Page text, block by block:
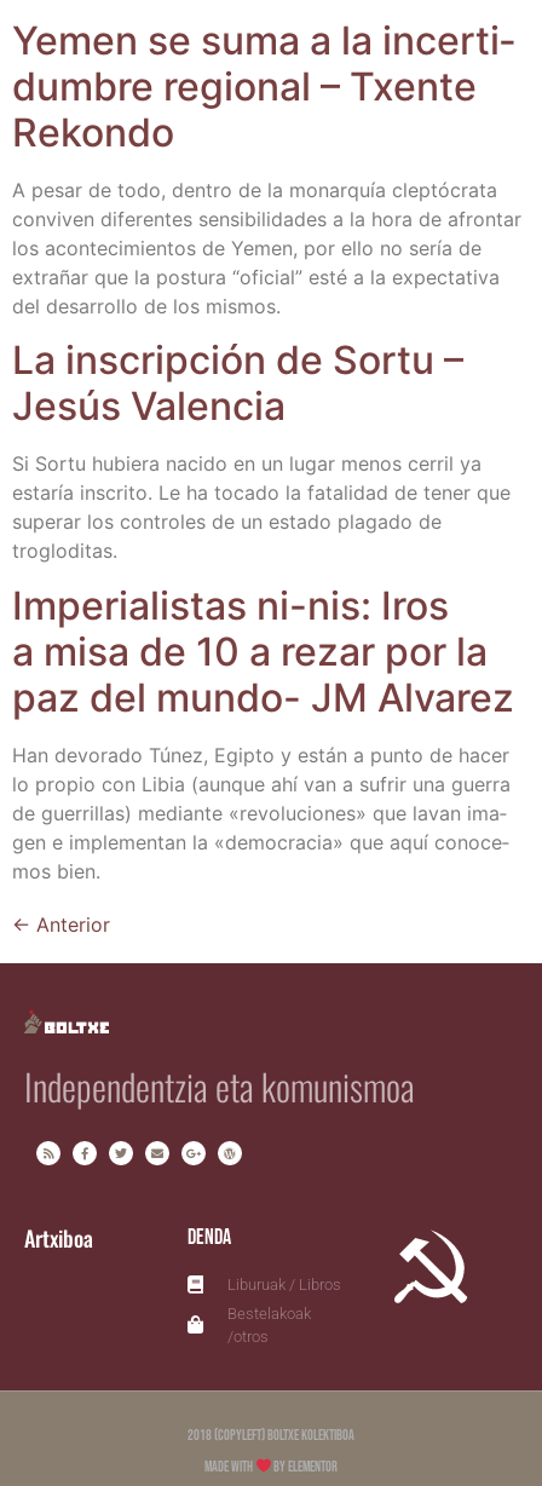
Yemen se suma a la incer­ti­
dum­bre regio­nal – Txen­te
Rekondo
A pesar de todo, den­tro de la monar­quía clep­tó­cra­ta
con­vi­ven dife­ren­tes sen­si­bi­li­da­des a la hora de afron­tar
los acon­te­ci­mien­tos de Yemen, por ello no sería de
extra­ñar que la pos­tu­ra “ofi­cial” esté a la expec­ta­ti­va
del desa­rro­llo de los mismos.
La ins­crip­ción de Sor­tu –
Jesús Valencia
Si Sor­tu hubie­ra naci­do en un lugar menos cerril ya
esta­ría ins­cri­to. Le ha toca­do la fata­li­dad de tener que
supe­rar los con­tro­les de un esta­do pla­ga­do de
trogloditas.
Impe­ria­lis­tas ni-nis: Iros
a misa de 10 a rezar por la
paz del mun­do- JM Alvarez
Han devo­ra­do Túnez, Egip­to y están a pun­to de hacer
lo pro­pio con Libia (aun­que ahí van a sufrir una gue­rra
de gue­rri­llas) median­te «revo­lu­cio­nes» que lavan ima­
gen e imple­men­tan la «demo­cra­cia» que aquí cono­ce­
mos bien.
← Anterior
Independentzia eta komunismoa
Artxiboa Denda
Liburuak / Libros
Bestelakoak
/otros
2018 (copyleft) Boltxe Kolektiboa
Made with
by Elementor